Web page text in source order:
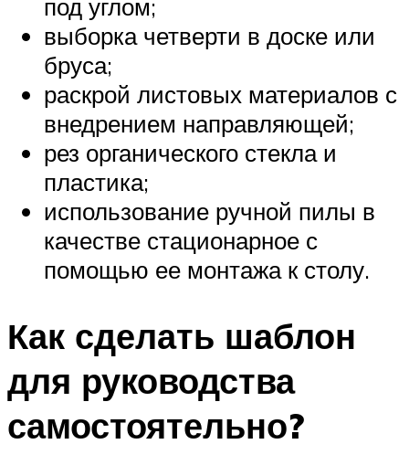
под углом;
выборка четверти в доске или
бруса;
раскрой листовых материалов с
внедрением направляющей;
рез органического стекла и
пластика;
использование ручной пилы в
качестве стационарное с
помощью ее монтажа к столу.
Как сделать шаблон
для руководства
самостоятельно?